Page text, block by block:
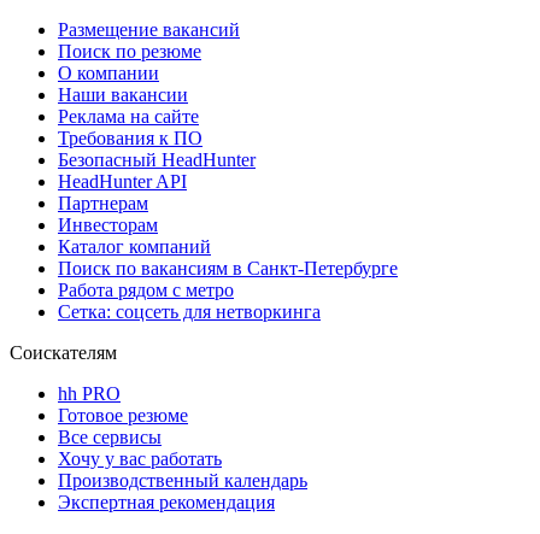
Размещение вакансий
Поиск по резюме
О компании
Наши вакансии
Реклама на сайте
Требования к ПО
Безопасный HeadHunter
HeadHunter API
Партнерам
Инвесторам
Каталог компаний
Поиск по вакансиям в Санкт-Петербурге
Работа рядом с метро
Сетка: соцсеть для нетворкинга
Соискателям
hh PRO
Готовое резюме
Все сервисы
Хочу у вас работать
Производственный календарь
Экспертная рекомендация